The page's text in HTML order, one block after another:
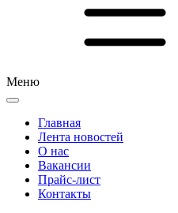
Меню
Главная
Лента новостей
О нас
Вакансии
Прайс-лист
Контакты